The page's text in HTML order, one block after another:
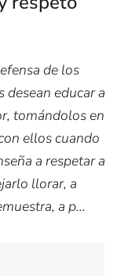
de los
desean educar a
tomándolos en
ellos cuando
a respetar a
llorar, a
a p...